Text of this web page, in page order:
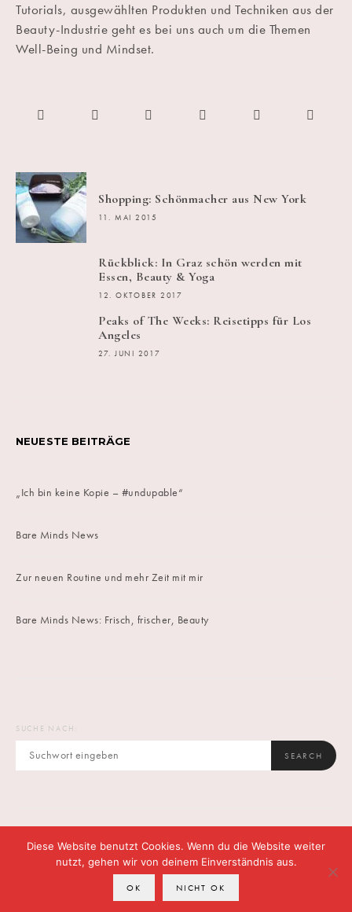
Tutorials, ausgewählten Produkten und Techniken aus der
Beauty-Industrie geht es bei uns auch um die Themen
Well-Being und Mindset.
Shopping: Schönmacher aus New York
11. MAI 2015
Rückblick: In Graz schön werden mit
Essen, Beauty & Yoga
12. OKTOBER 2017
Peaks of The Weeks: Reisetipps für Los
Angeles
27. JUNI 2017
NEUESTE BEITRÄGE
„Ich bin keine Kopie – #undupable“
Bare Minds News
Zur neuen Routine und mehr Zeit mit mir
Bare Minds News: Frisch, frischer, Beauty
SUCHE NACH:
SEARCH
DATENSCHUTZ CONTACT
Diese Website benutzt Cookies. Wenn du die Website weiter
nutzt, gehen wir von deinem Einverständnis aus.
OK NICHT OK